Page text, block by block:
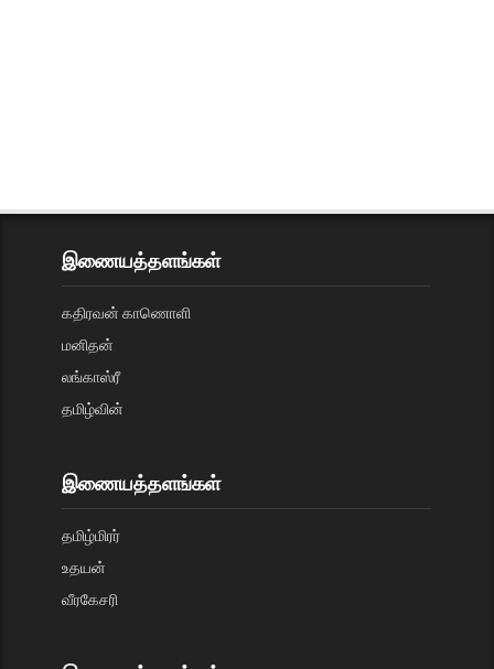
இணையத்தளங்கள்
கதிரவன் காணொளி
மனிதன்
லங்காஸ்ரீ
தமிழ்வின்
இணையத்தளங்கள்
தமிழ்மிரர்
உதயன்
வீரகேசரி